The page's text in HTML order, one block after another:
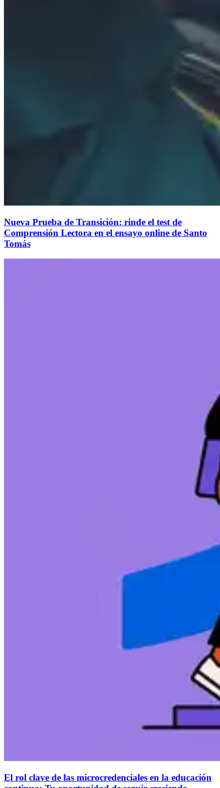
Nueva Prueba de Transición: rinde el test de
Comprensión Lectora en el ensayo online de Santo
Tomás
El rol clave de las microcredenciales en la educación